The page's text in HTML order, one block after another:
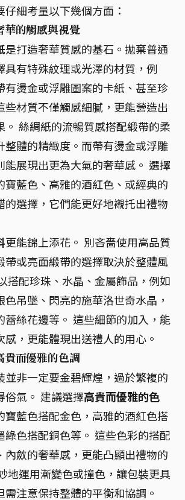
細考量以下幾個方面：
華的觸感與視覺
是打造奢華質感的基石。拋棄普通
具有特殊紋理或光澤的材質，例
有燙金或浮雕圖案的卡紙、甚至珍
些材質不僅觸感細膩，更能營造出
。 絲綢紙的流暢質感搭配緞帶的柔
整體的精緻度。而帶有燙金或浮雕
能展現出更為大氣的奢華感。 選擇
寶藍色、高雅的酒紅色、或經典的
的選擇，它們能更好地襯托出禮物
更能錦上添花。 別吝嗇使用高品質
帶或亮面緞帶的選擇取決於整體風
搭配珍珠、水晶、金屬飾品，例如
色吊墜、閃亮的施華洛世奇水晶，
蕾絲花邊等。 這些細節的加入，能
感，更能體現出送禮人的用心。
貴而優雅的色調
並非一定要金碧輝煌，過於繁複的
俗氣。 建議選擇高貴而優雅的色
寶藍色搭配金色，高雅的酒紅色搭
綠色搭配銅色等。 這些色彩的搭配
內斂的奢華感，更能凸顯出禮物的
地運用漸變色或撞色，讓包裝更具
注意保持整體的平衡和協調。